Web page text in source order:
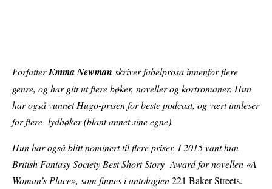
ForfatterEmma Newman skriver fabelprosa innenfor flere
genre, og har gitt ut flere bøker, noveller og kortromaner. Hun
har også vunnet Hugo-prisen for beste podcast, og vært innleser
for flere lydbøker (blant annet sine egne).
Hun har også blitt nominert til flere priser. I 2015 vant hun
British Fantasy Society Best Short Story Award for novellen «A
Woman’s Place», som finnes i antologien221 Baker Streets.